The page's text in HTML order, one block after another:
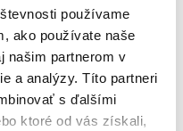
používame
ako používate naše
našim partnerom v
a analýzy. Títo partneri
s ďalšími
ktoré od vás získali,
dôležité poznať i
dvora EÚ vo
vo